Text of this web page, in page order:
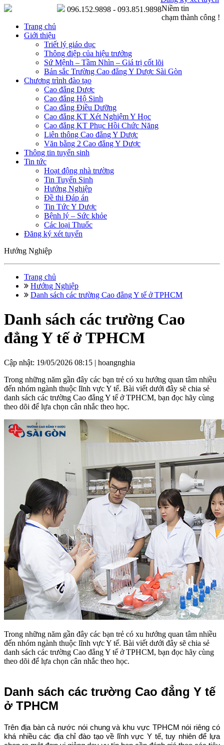
Niềm tin
chạm thành công !
096.152.9898 - 093.851.9898
Trang chủ
Giới thiệu
Triết lý giáo dục
Thông điệp của hiệu trưởng
Sứ Mệnh – Tầm Nhìn – Giá trị cốt lõi
Bản sắc Trường Cao đẳng Y Dược Sài Gòn
Chương trình đào tạo
Cao đẳng Dược
Cao đẳng Hộ Sinh
Cao đẳng Điều Dưỡng
Cao đẳng KT Xét Nghiệm Y Học
Cao đẳng KT Phục Hồi Chức Năng
Liên thông Cao đẳng Y Dược
Văn bằng 2 Cao đẳng Y Dược
Thông tin tuyển sinh
Tin tức
Hoạt động nhà trường
Tin Tuyển Sinh
Hướng Nghiệp
Đề thi Đáp án
Tin Tức Y Dược
Bệnh lý – Sức khỏe
Các loại Thuốc
Đăng ký xét tuyển
Hướng Nghiệp
Trang chủ
Hướng Nghiệp
Danh sách các trường Cao đẳng Y tế ở TPHCM
Danh sách các trường Cao
đẳng Y tế ở TPHCM
Cập nhật: 19/05/2026 08:15 | hoangnghia
Trong những năm gần đây các bạn trẻ có xu hướng quan tâm nhiều
đến nhóm ngành thuộc lĩnh vực Y tế. Bài viết dưới đây sẽ chia sẻ
danh sách các trường Cao đẳng Y tế ở TPHCM, bạn đọc hãy cùng
theo dõi để lựa chọn cân nhắc theo học.
Trong những năm gần đây các bạn trẻ có xu hướng quan tâm nhiều
đến nhóm ngành thuộc lĩnh vực Y tế. Bài viết dưới đây sẽ chia sẻ
danh sách các trường Cao đẳng Y tế ở TPHCM, bạn đọc hãy cùng
theo dõi để lựa chọn cân nhắc theo học.
Danh sách các trường Cao đẳng Y tế
ở TPHCM
Trên địa bàn cả nước nói chung và khu vực TPHCM nói riêng có
khá nhiều các địa chỉ đào tạo về lĩnh vực Y tế, tuy nhiên để lựa